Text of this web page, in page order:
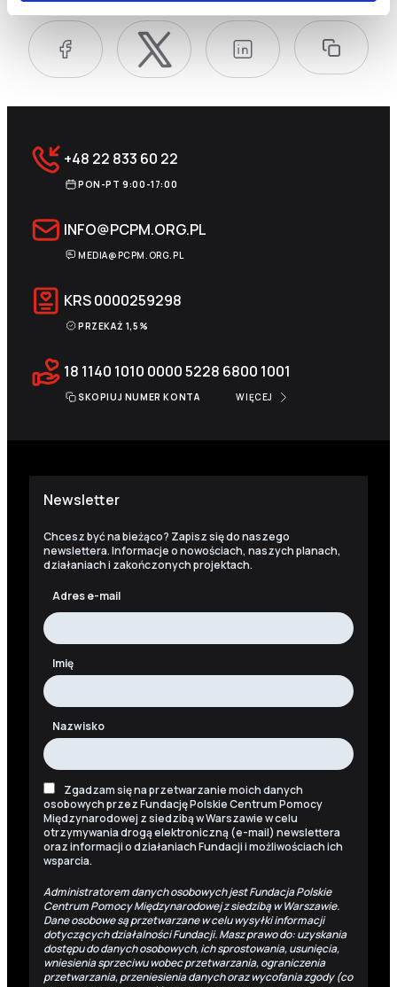
+48 22 833 60 22
PON-PT 9:00-17:00
INFO@PCPM.ORG.PL
MEDIA@PCPM.ORG.PL
KRS0000259298
PRZEKAŻ 1,5%
18 1140 1010 0000 5228 6800 1001
SKOPIUJ NUMER KONTA WIĘCEJ
Newsletter
Chcesz być na bieżąco? Zapisz się do naszego
newslettera. Informacje o nowościach, naszych planach,
działaniach i zakończonych projektach.
Adres e-mail
Imię
Nazwisko
Zgadzam się na przetwarzanie moich danych
osobowych przez Fundację Polskie Centrum Pomocy
Międzynarodowej z siedzibą w Warszawie w celu
otrzymywania drogą elektroniczną (e-mail) newslettera
oraz informacji o działaniach Fundacji i możliwościach ich
wsparcia.
Administratorem danych osobowych jest Fundacja Polskie
Centrum Pomocy Międzynarodowej z siedzibą w Warszawie.
Dane osobowe są przetwarzane w celu wysyłki informacji
dotyczących działalności Fundacji. Masz prawo do: uzyskania
dostępu do danych osobowych, ich sprostowania, usunięcia,
wniesienia sprzeciwu wobec przetwarzania, ograniczenia
przetwarzania, przeniesienia danych oraz wycofania zgody (co